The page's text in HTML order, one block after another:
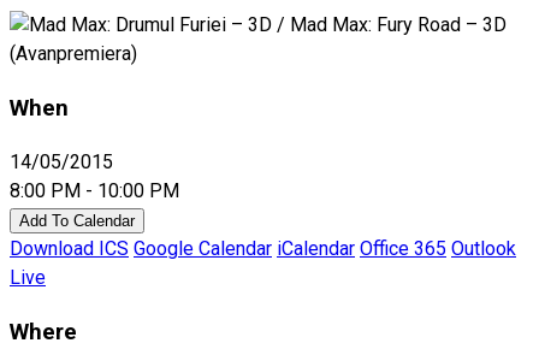
When
14/05/2015
8:00 PM - 10:00 PM
Add To Calendar
Download ICS Google Calendar iCalendar Office 365 Outlook
Live
Where